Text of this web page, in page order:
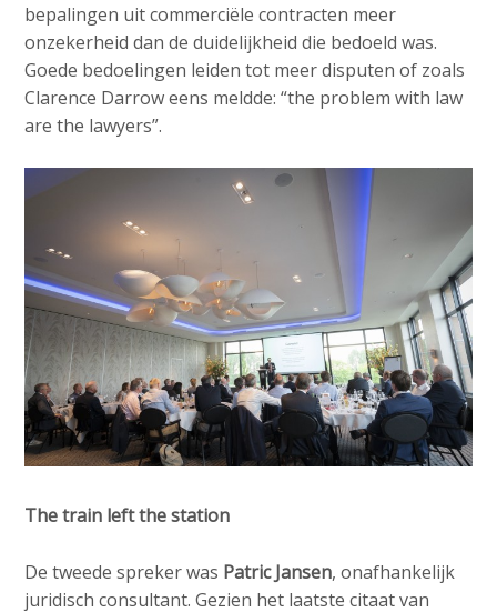
bepalingen uit commerciële contracten meer
onzekerheid dan de duidelijkheid die bedoeld was.
Goede bedoelingen leiden tot meer disputen of zoals
Clarence Darrow eens meldde: “the problem with law
are the lawyers”.
The train left the station
De tweede spreker was Patric Jansen, onafhankelijk
juridisch consultant. Gezien het laatste citaat van